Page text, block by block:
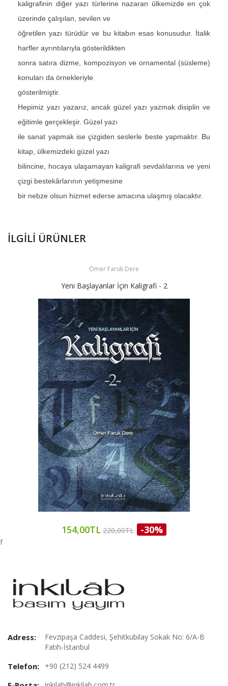
kaligrafinin diğer yazı türlerine nazaran ülkemizde en çok
üzerinde çalışılan, sevilen ve
öğretilen yazı türüdür ve bu kitabın esas konusudur. İtalik
harfler ayrıntılarıyla gösterildikten
sonra satıra dizme, kompozisyon ve ornamental (süsleme)
konuları da örnekleriyle
gösterilmiştir.
Hepimiz yazı yazarız, ancak güzel yazı yazmak disiplin ve
eğitimle gerçekleşir. Güzel yazı
ile sanat yapmak ise çizgiden seslerle beste yapmaktır. Bu
kitap, ülkemizdeki güzel yazı
bilincine, hocaya ulaşamayan kaligrafi sevdalılarına ve yeni
çizgi bestekârlarının yetişmesine
bir nebze olsun hizmet ederse amacına ulaşmış olacaktır.
İLGILI ÜRÜNLER
Ömer Faruk Dere
Yeni Başlayanlar İçin Kaligrafi - 2
154,00TL 220,00TL -30%
f
Adress:
Fevzipaşa Caddesi, Şehitkubilay Sokak No: 6/A-B
Fatih-İstanbul
Telefon: +90 (212) 524 4499